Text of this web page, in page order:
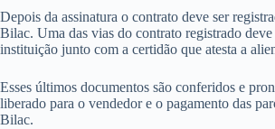
Depois da assinatura o contrato deve ser
Bilac. Uma das vias do contrato registrado deve
instituição junto com a certidão que atesta a
Esses últimos documentos são conferidos e
liberado para o vendedor e o pagamento das
Bilac.